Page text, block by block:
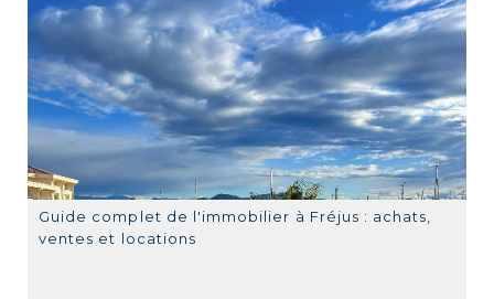
Guide complet de l'immobilier à Fréjus : achats,
ventes et locations